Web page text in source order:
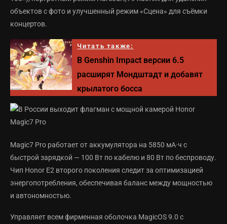
объектов с фото и улучшенный режим «Сцена» для съёмки
концертов.
Читать также:
В Genshin Impact версии 6.5
расширят Мондштадт и добавят
крылатого босса
Magic7 Pro работает от аккумулятора на 5850 мА·ч с
быстрой зарядкой — 100 Вт по кабелю и 80 Вт по беспроводу.
Чип Honor E2 второго поколения следит за оптимизацией
энергопотребления, обеспечивая баланс между мощностью
и автономностью.
Управляет всем фирменная оболочка MagicOS 9.0 с